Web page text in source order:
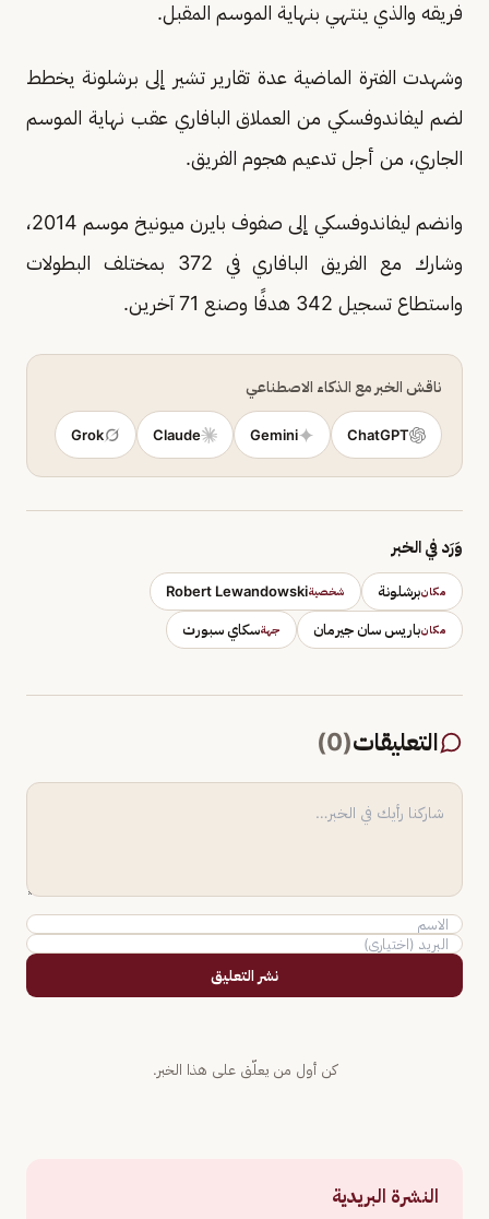
فريقه والذي ينتهي بنهاية الموسم المقبل.
وشهدت الفترة الماضية عدة تقارير تشير إلى برشلونة يخطط
لضم ليفاندوفسكي من العملاق البافاري عقب نهاية الموسم
الجاري، من أجل تدعيم هجوم الفريق.
وانضم ليفاندوفسكي إلى صفوف بايرن ميونيخ موسم 2014،
وشارك مع الفريق البافاري في 372 بمختلف البطولات
واستطاع تسجيل 342 هدفًا وصنع 71 آخرين.
ناقش الخبر مع الذكاء الاصطناعي
ChatGPT
Gemini
Claude
Grok
وَرَد في الخبر
مكانبرشلونة شخصيةRobert Lewandowski
مكانباريس سان جيرمان جهةسكاي سبورت
التعليقات(
0
)
نشر التعليق
كن أول من يعلّق على هذا الخبر.
النشرة البريدية